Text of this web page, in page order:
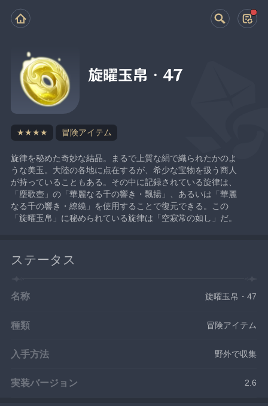
旋曜玉帛・47
★★★★ 冒険アイテム
旋律を秘めた奇妙な結晶。まるで上質な絹で織られたかのよ
うな美玉。大陸の各地に点在するが、希少な宝物を扱う商人
が持っていることもある。その中に記録されている旋律は、
「塵歌壺」の「華麗なる千の響き・飄揚」、あるいは「華麗
なる千の響き・繚繞」を使用することで復元できる。この
「旋曜玉帛」に秘められている旋律は「空寂常の如し」だ。
ステータス
名称 旋曜玉帛・47
種類 冒険アイテム
入手方法 野外で収集
実装バージョン 2.6